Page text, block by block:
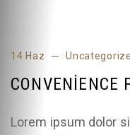
14 Haz
CONVENIENCE
Lorem ipsum dolor